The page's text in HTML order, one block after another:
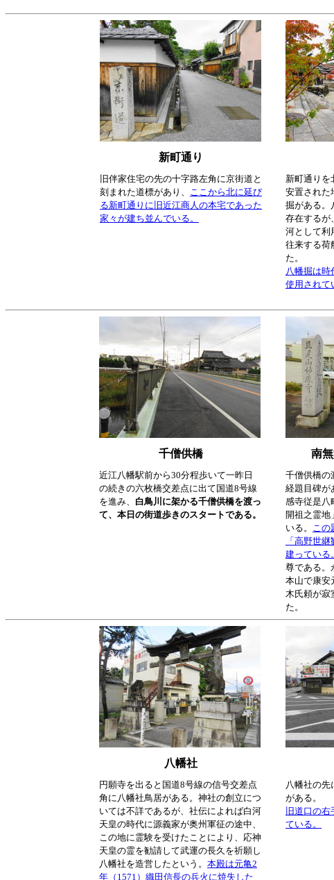
新町通り
旧伴家住宅の先の十字路左角に京街道と
刻まれた道標があり、 ここから北に延び
る新町通りに旧近江商人の本宅であった
家々が建ち並んでいる。
新町通りを
安置された
掘がある。
存在するが
河として利
往来する荷
た。
八幡掘は時
使用されて
千僧供橋 南
近江八幡駅前から30分程歩いて一昨日
の続きの六枚橋交差点に出て国道8号線
を進み、 白鳥川に架かる千僧供橋を渡っ
て、本日の街道歩きのスタートである。
千僧供橋の
経題目碑が
感寺従是八
開祖之霊地
いる。 この
「高野世
建っている。
尊である。
本山で康安
木氏頼が寂
た。
八幡社
円願寺を出ると国道8号線の信号交差点
角に八幡社鳥居がある。神社の創立につ
いては不詳であるが、社伝によれば白河
天皇の時代に源義家が奥州軍征の途中、
この地に霊験を受けたことにより、応神
天皇の霊を勧請して武運の長久を祈願し
八幡社を造営したという。 本殿は元亀2
年（1571）織田信長の兵火に焼失した
八幡社の先
がある。
旧道口の
ている。